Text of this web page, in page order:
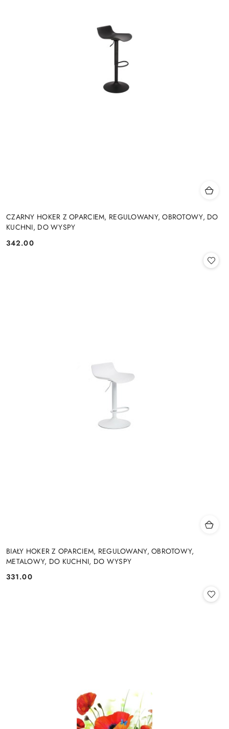
CZARNY HOKER Z OPARCIEM, REGULOWANY, OBROTOWY, DO
KUCHNI, DO WYSPY
Cena:
342.00
BIAŁY HOKER Z OPARCIEM, REGULOWANY, OBROTOWY,
METALOWY, DO KUCHNI, DO WYSPY
Cena:
331.00